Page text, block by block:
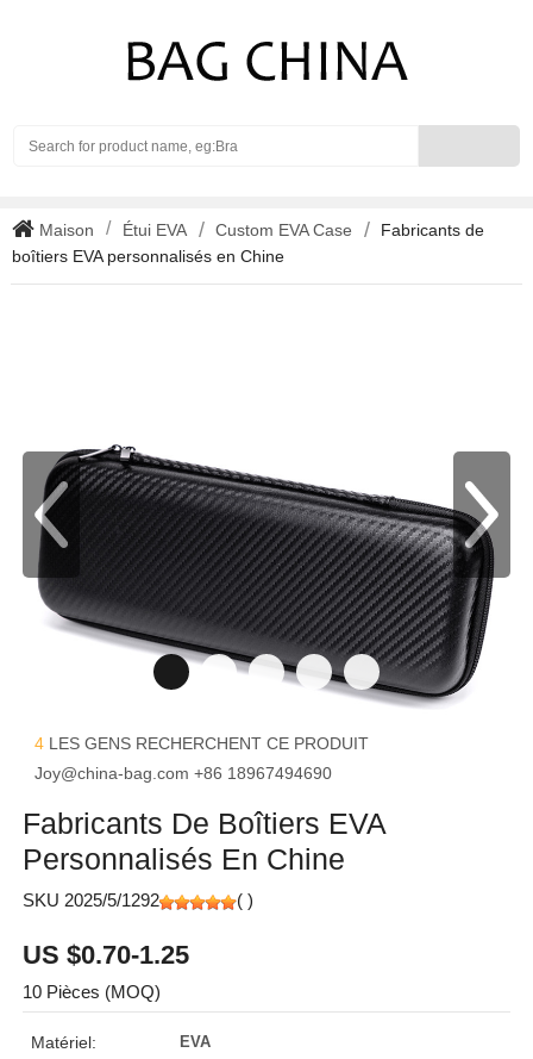
Maison Étui EVA Custom EVA Case
Fabricants de
boîtiers EVA personnalisés en Chine
4 LES GENS RECHERCHENT CE PRODUIT
Joy@china-bag.com +86 18967494690
Fabricants De Boîtiers EVA
Personnalisés En Chine
SKU 2025/5/1292 ( )
US $0.70-1.25
10 Pièces (MOQ)
Matériel: EVA